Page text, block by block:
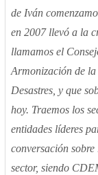
de Iván
en 2007 llevó a la
llamamos el
Armonización de
Desastres, y que
hoy. Traemos los
entidades líderes
conversación
sector, siendo